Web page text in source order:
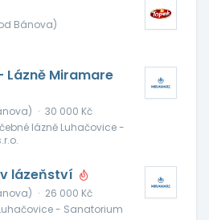
Bánova)
Lázně Miramare
· 30 000 Kč
lázně Luhačovice -
lázeňství
· 26 000 Kč
Luhačovice - Sanatorium